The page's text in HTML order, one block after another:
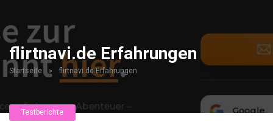
flirtnavi.de Erfahrungen
Startseite » flirtnavi.de Erfahrungen
Testberichte